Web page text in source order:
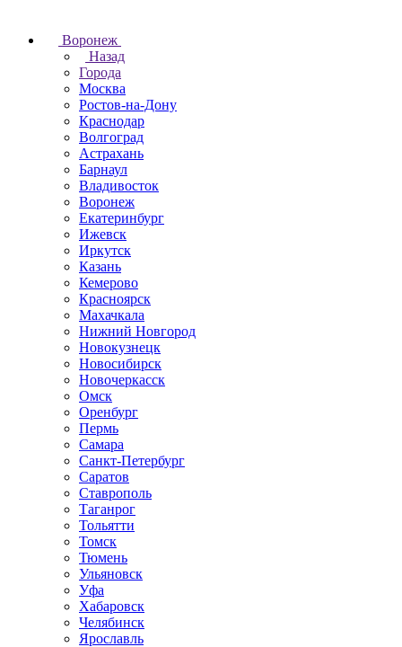
Воронеж
Назад
Города
Москва
Ростов-на-Дону
Краснодар
Волгоград
Астрахань
Барнаул
Владивосток
Воронеж
Екатеринбург
Ижевск
Иркутск
Казань
Кемерово
Красноярск
Махачкала
Нижний Новгород
Новокузнецк
Новосибирск
Новочеркаcск
Омск
Оренбург
Пермь
Самара
Санкт-Петербург
Саратов
Ставрополь
Таганрог
Тольятти
Томск
Тюмень
Ульяновск
Уфа
Хабаровск
Челябинск
Ярославль